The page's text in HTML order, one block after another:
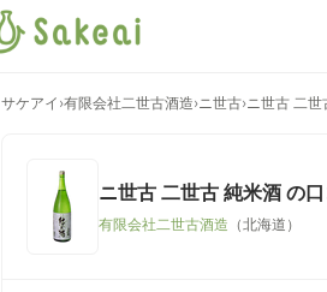
サケアイ ›有限会社二世古酒造›ニ世古›ニ世古 二世
ニ世古 二世古 純米酒 の口
有限会社二世古酒造 （北海道）